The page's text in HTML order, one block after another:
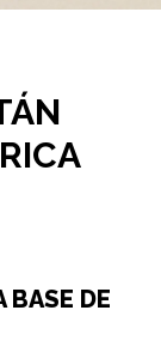
BASE DE